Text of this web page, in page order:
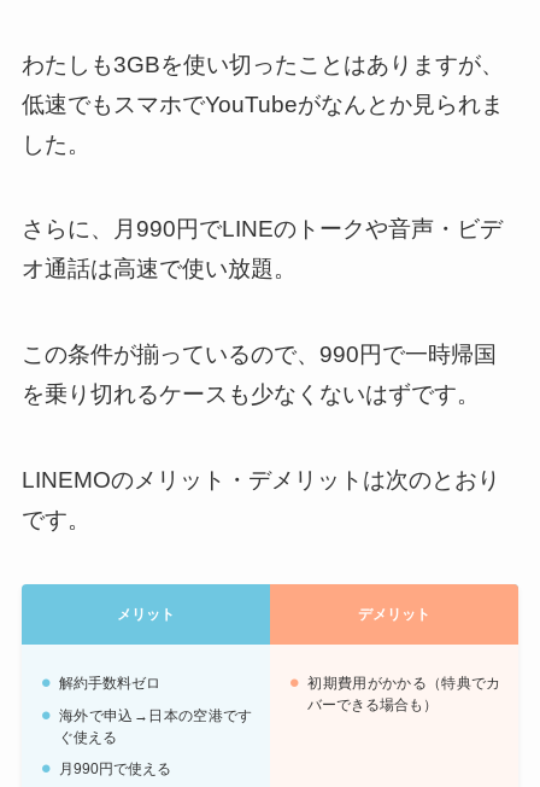
わたしも3GBを使い切ったことはありますが、
低速でもスマホでYouTubeがなんとか見られま
した。
さらに、月990円でLINEのトークや音声・ビデ
オ通話は高速で使い放題。
この条件が揃っているので、990円で一時帰国
を乗り切れるケースも少なくないはずです。
LINEMOのメリット・デメリットは次のとおり
です。
メリット デメリット
解約手数料ゼロ
海外で申込→日本の空港です
ぐ使える
月990円で使える
初期費用がかかる（特典でカ
バーできる場合も）